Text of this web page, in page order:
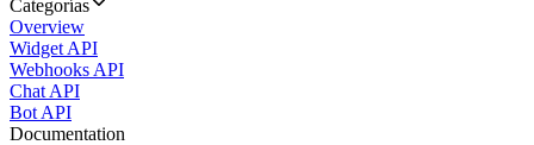
Categorías
Overview
Widget API
Webhooks API
Chat API
Bot API
Documentation